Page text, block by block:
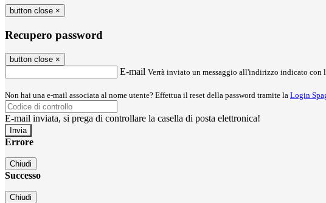
button close ×
Recupero password
button close ×
E-mail Verrà inviato un messaggio all'indirizzo indicato con
Non hai una e-mail associata al nome utente? Effettua il reset della password tramite la Login
E-mail inviata, si prega di controllare la casella di posta elettronica!
Errore
Chiudi
Successo
Chiudi